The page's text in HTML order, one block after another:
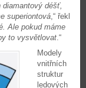
diamantový déšť,
superiontová,“ řekl
Ale pokud máme
to vysvětlovat.“
Modely
vnitřních
struktur
ledových